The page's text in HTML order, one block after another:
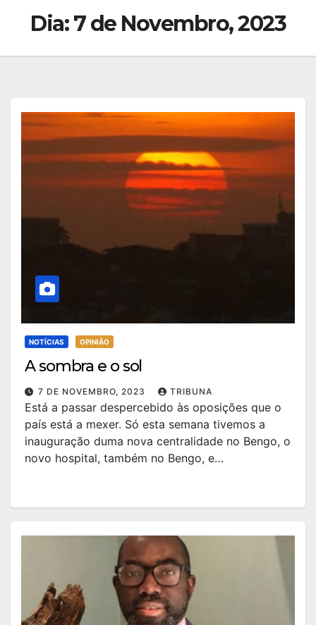
Dia:7 de Novembro, 2023
NOTÍCIAS OPINIÃO
A sombra e o sol
7 DE NOVEMBRO, 2023 TRIBUNA
Está a passar despercebido às oposições que o
país está a mexer. Só esta semana tivemos a
inauguração duma nova centralidade no Bengo, o
novo hospital, também no Bengo, e…